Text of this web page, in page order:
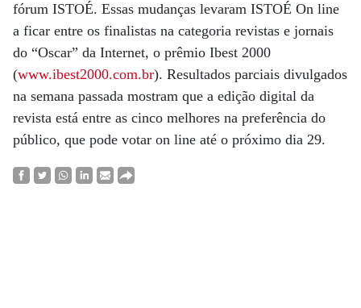
fórum ISTOÉ. Essas mudanças levaram ISTOÉ On line
a ficar entre os finalistas na categoria revistas e jornais
do “Oscar” da Internet, o prêmio Ibest 2000
(www.ibest2000.com.br). Resultados parciais divulgados
na semana passada mostram que a edição digital da
revista está entre as cinco melhores na preferência do
público, que pode votar on line até o próximo dia 29.